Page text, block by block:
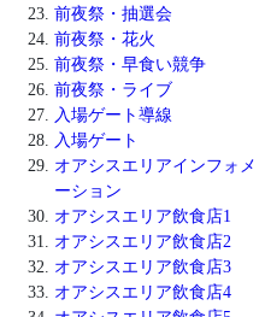
前夜祭・抽選会
前夜祭・花火
前夜祭・早食い競争
前夜祭・ライブ
入場ゲート導線
入場ゲート
オアシスエリアインフォメ
ーション
オアシスエリア飲食店1
オアシスエリア飲食店2
オアシスエリア飲食店3
オアシスエリア飲食店4